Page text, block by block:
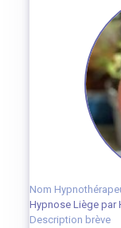
Nom
Hypnose Liège par
Description brève